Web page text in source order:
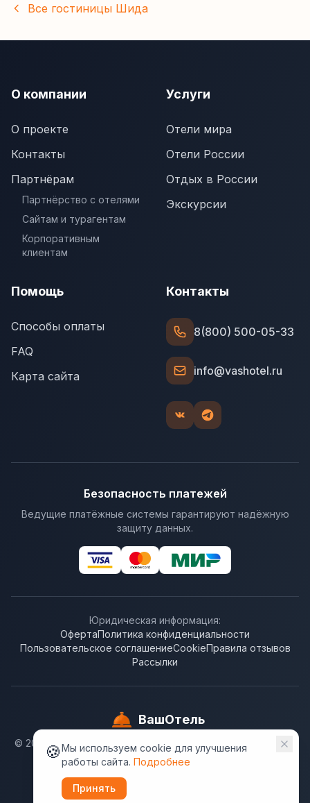
Все гостиницы Шида
О компании
О проекте
Контакты
Партнёрам
Партнёрство с отелями
Сайтам и турагентам
Корпоративным
клиентам
Услуги
Отели мира
Отели России
Отдых в России
Экскурсии
Помощь
Способы оплаты
FAQ
Карта сайта
Контакты
8(800) 500-05-33
info@vashotel.ru
Безопасность платежей
Ведущие платёжные системы гарантируют надёжную
защиту данных.
Юридическая информация:
ОфертаПолитика конфиденциальности
Пользовательское соглашениеCookieПравила отзывов
Рассылки
ВашОтель
© 2009-2026
. ООО "Бронирование отелей". ВашОтель.RU
не несёт ответственности за достоверность
информации, предлагаемой гостиницами.
🍪Мы используем cookie для улучшения
работы сайта. Подробнее
Принять